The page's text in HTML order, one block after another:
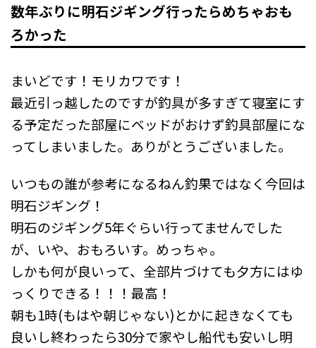
数年ぶりに明石ジギング行ったらめちゃおも
ろかった
まいどです！モリカワです！
最近引っ越したのですが釣具が多すぎて寝室にす
る予定だった部屋にベッドがおけず釣具部屋にな
ってしまいました。ありがとうございました。
いつもの誰が参考になるねん釣果ではなく今回は
明石ジギング！
明石のジギング5年ぐらい行ってませんでした
が、いや、おもろいす。めっちゃ。
しかも何が良いって、全部片づけても夕方にはゆ
っくりできる！！！最高！
朝も1時(もはや朝じゃない)とかに起きなくても
良いし終わったら30分で家やし船代も安いし明